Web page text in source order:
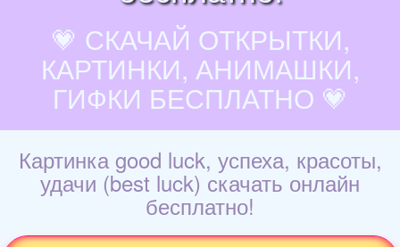
💗 СКАЧАЙ ОТКРЫТКИ,
КАРТИНКИ, АНИМАШКИ,
ГИФКИ БЕСПЛАТНО 💗
Картинка good luck, успеха, красоты,
удачи (best luck) скачать онлайн
бесплатно!